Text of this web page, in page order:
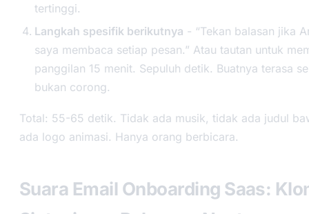
tertinggi.
Langkah spesifik berikutnya - “Tekan balasan jika
saya membaca setiap pesan.” Atau tautan untuk
panggilan 15 menit. Sepuluh detik. Buatnya terasa
bukan corong.
Total: 55-65 detik. Tidak ada musik, tidak ada judul
ada logo animasi. Hanya orang berbicara.
Suara Email Onboarding Saas: